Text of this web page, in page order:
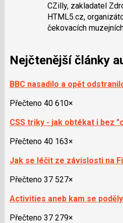
CZilly, zakladatel
HTML5.cz,
čekovacích
Nejčtenější články
BBC nasadilo a opět
Přečteno 40 610×
CSS triky - jak obtékat i bez
Přečteno 40 163×
Jak se léčit ze závislosti na
Přečteno 37 527×
Activities aneb kam se
Přečteno 37 279×